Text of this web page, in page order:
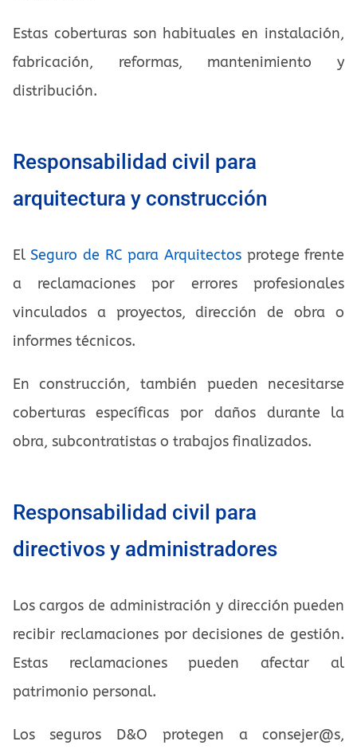
Estas coberturas son habituales en instalación,
fabricación, reformas, mantenimiento y
distribución.
Responsabilidad civil para
arquitectura y construcción
ElSeguro de RC para Arquitectos protege frente
a reclamaciones por errores profesionales
vinculados a proyectos, dirección de obra o
informes técnicos.
En construcción, también pueden necesitarse
coberturas específicas por daños durante la
obra, subcontratistas o trabajos finalizados.
Responsabilidad civil para
directivos y administradores
Los cargos de administración y dirección pueden
recibir reclamaciones por decisiones de gestión.
Estas reclamaciones pueden afectar al
patrimonio personal.
Los seguros D&O protegen a consejer@s,